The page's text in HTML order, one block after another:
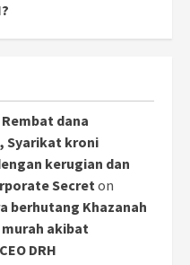
Rembat dana
Syarikat kroni
kerugian dan
Secreton
berhutang Khazanah
murah akibat
DRH